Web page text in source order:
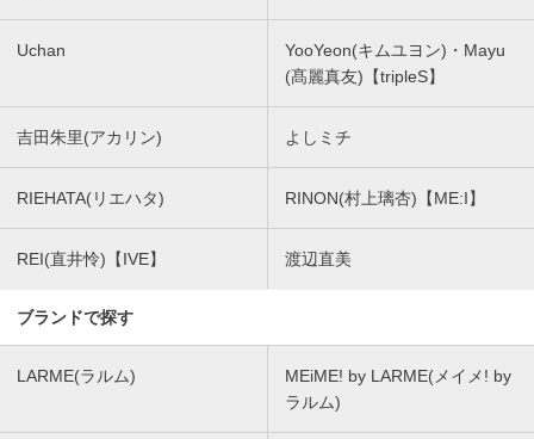
Uchan
YooYeon(キムユヨン)・Mayu
(髙麗真友)【tripleS】
吉田朱里(アカリン) よしミチ
RIEHATA(リエハタ) RINON(村上璃杏)【ME:I】
REI(直井怜)【IVE】 渡辺直美
ブランドで探す
LARME(ラルム)
MEiME! by LARME(メイメ! by
ラルム)